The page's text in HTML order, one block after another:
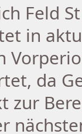
Feld
in
da
zur